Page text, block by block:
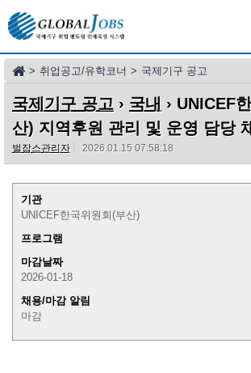
> 취업공고/유학코너 > 국제기구 공고
국제기구 공고 › 국내 › UNICEF
산) 지역후원 관리 및 운영 담당
벌잡스관리자
2026.01.15 07:58:18
기관
UNICEF한국위원회(부산)
프로그램
마감날짜
2026-01-18
채용/마감 알림
마감